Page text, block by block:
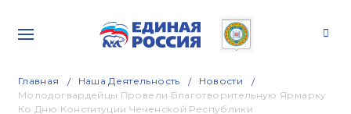
Главная Наша Деятельность
Новости
Молодогвардейцы Провели Благотворительную Ярмарку
Ко Дню Конституции Чеченской Республики